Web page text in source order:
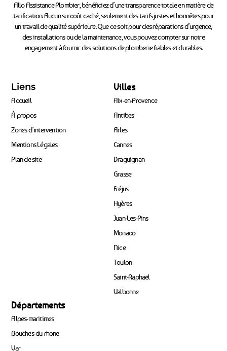
Allo Assistance Plombier, bénéficiez d’une transparence totale en matière de
tarification. Aucun surcoût caché, seulement des tarifs justes et honnêtes pour
un travail de qualité supérieure. Que ce soit pour des réparations d’urgence,
des installations ou de la maintenance, vous pouvez compter sur notre
engagement à fournir des solutions de plomberie fiables et durables.
Liens
Accueil
À propos
Zones d’intervention
Mentions Légales
Plan de site
Villes
Aix-en-Provence
Antibes
Arles
Cannes
Draguignan
Grasse
Fréjus
Hyères
Juan-Les-Pins
Monaco
Nice
Toulon
Saint-Raphaël
Valbonne
Départements
Alpes-maritimes
Bouches-du-rhone
Var